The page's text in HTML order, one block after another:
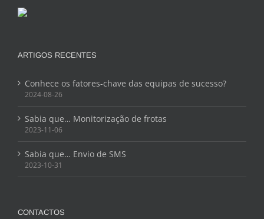
ARTIGOS RECENTES
Conhece os fatores-chave das equipas de sucesso?
2024-08-26
Sabia que… Monitorização de frotas
2023-11-06
Sabia que… Envio de SMS
2023-10-31
CONTACTOS